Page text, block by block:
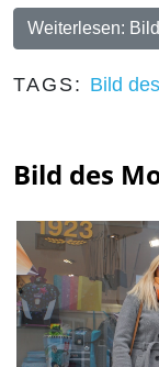
Weiterlesen:
TAGS: Bild
Bild des